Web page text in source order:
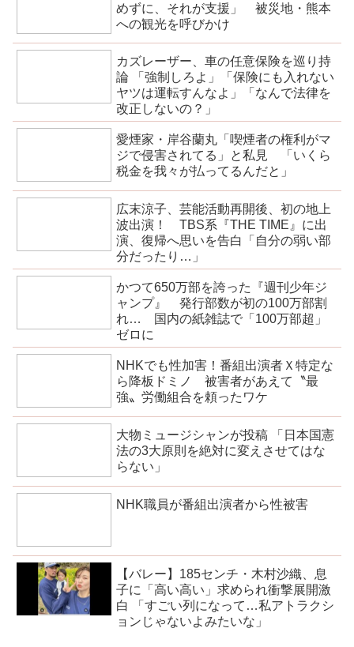
めずに、それが支援」 被災地・熊本
への観光を呼びかけ
カズレーザー、車の任意保険を巡り持
論 「強制しろよ」「保険にも入れない
ヤツは運転すんなよ」「なんで法律を
改正しないの？」
愛煙家・岸谷蘭丸「喫煙者の権利がマ
ジで侵害されてる」と私見 「いくら
税金を我々が払ってるんだと」
広末涼子、芸能活動再開後、初の地上
波出演！ TBS系『THE TIME』に出
演、復帰へ思いを告白「自分の弱い部
分だったり…」
かつて650万部を誇った『週刊少年ジ
ャンプ』 発行部数が初の100万部割
れ… 国内の紙雑誌で「100万部超」
ゼロに
NHKでも性加害！番組出演者Ｘ特定な
ら降板ドミノ 被害者があえて〝最
強〟労働組合を頼ったワケ
大物ミュージシャンが投稿 「日本国憲
法の3大原則を絶対に変えさせてはな
らない」
NHK職員が番組出演者から性被害
【バレー】185センチ・木村沙織、息
子に「高い高い」求められ衝撃展開激
白 「すごい列になって…私アトラクシ
ョンじゃないよみたいな」